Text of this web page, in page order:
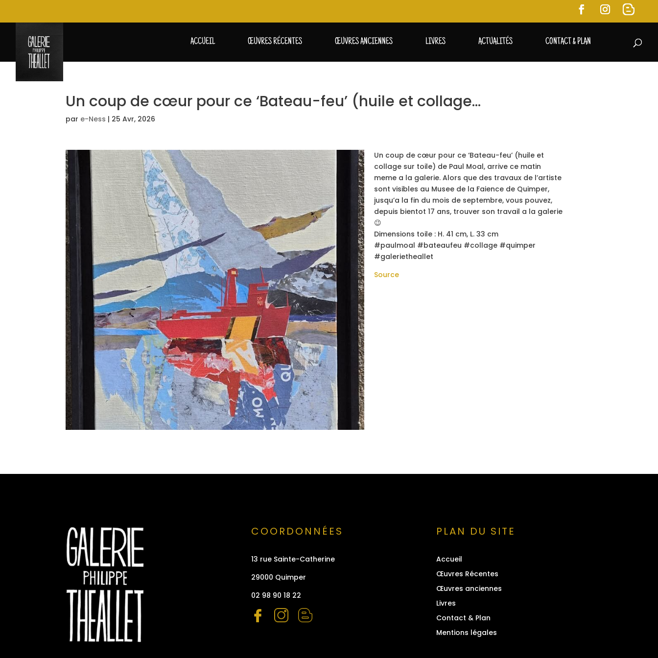
ACCUEIL ŒUVRES RÉCENTES ŒUVRES ANCIENNES LIVRES ACTUALITÉS CONTACT & PLAN
Un coup de cœur pour ce ‘Bateau-feu’ (huile et collage…
par e-Ness | 25 Avr, 2026
Un coup de cœur pour ce ‘Bateau-feu’ (huile et
collage sur toile) de Paul Moal, arrive ce matin
meme a la galerie. Alors que des travaux de l’artiste
sont visibles au Musee de la Faience de Quimper,
jusqu’a la fin du mois de septembre, vous pouvez,
depuis bientot 17 ans, trouver son travail a la galerie
😉
Dimensions toile : H. 41 cm, L. 33 cm
#paulmoal #bateaufeu #collage #quimper
#galerietheallet
Source
COORDONNÉES
13 rue Sainte-Catherine
29000 Quimper
02 98 90 18 22
PLAN DU SITE
Accueil
Œuvres Récentes
Œuvres anciennes
Livres
Contact & Plan
Mentions légales